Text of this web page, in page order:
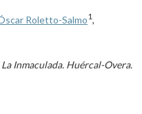
Roletto-Salmo1,
Inmaculada. Huércal-Overa.